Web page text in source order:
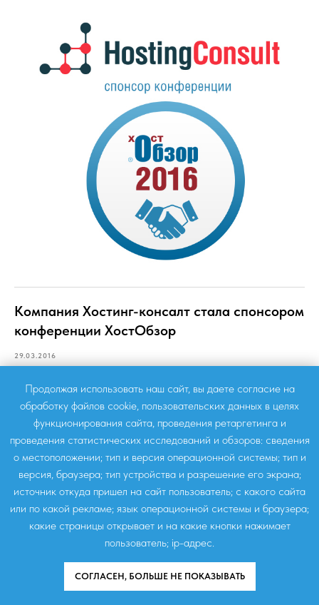
Компания Хостинг-консалт стала спонсором
конференции ХостОбзор
29.03.2016
Продолжая использовать наш сайт, вы даете согласие на
обработку файлов сookie, пользовательских данных в целях
функционирования сайта, проведения ретаргетинга и
проведения статистических исследований и обзоров: сведения
о местоположении; тип и версия операционной системы; тип и
версия, браузера; тип устройства и разрешение его экрана;
источник откуда пришел на сайт пользователь; с какого сайта
или по какой рекламе; язык операционной системы и браузера;
какие страницы открывает и на какие кнопки нажимает
пользователь; ip-адрес.
СОГЛАСЕН, БОЛЬШЕ НЕ ПОКАЗЫВАТЬ